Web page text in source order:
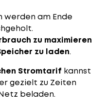
werden am Ende
zu maximieren
zu laden.
Stromtarif kannst
gezielt zu Zeiten
beladen.